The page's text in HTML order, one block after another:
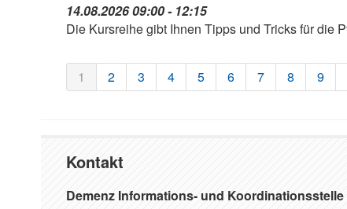
14.08.2026 09:00 - 12:15
Die Kursreihe gibt Ihnen Tipps und Tricks für die
1 2 3 4 5 6 7 8 9
Kontakt
Demenz Informations- und Koordinationsstelle